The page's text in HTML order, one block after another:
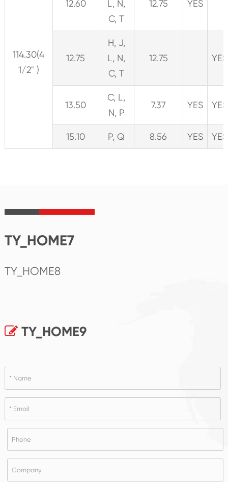
114.30(4
1/2" )
12.60
L, N,
C, T
12.75 YES
12.75
H, J,
L, N,
C, T
12.75 YES
13.50
C, L,
N, P
7.37 YES YES
15.10 P, Q 8.56 YES YES
TY_HOME7
TY_HOME8
TY_HOME9